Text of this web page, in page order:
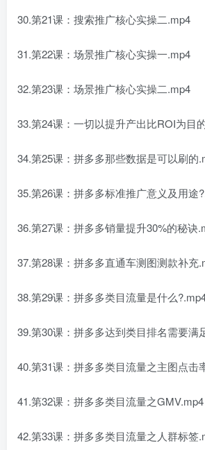
30.第21课：搜索推广核心实操二.mp4
31.第22课：场景推广核心实操一.mp4
32.第23课：场景推广核心实操二.mp4
33.第24课：一切以提升产出比ROI为目
34.第25课：拼多多那些数据是可以刷的
35.第26课：拼多多标准推广意义及用途
36.第27课：拼多多销量提升30%的秘诀
37.第28课：拼多多直通车测图测款补充
38.第29课：拼多多类目流量是什么
39.第30课：拼多多达到类目排名需要满
40.第31课：拼多多类目流量之主图点击
41.第32课：拼多多类目流量之GMV.mp4
42.第33课：拼多多类目流量之人群标签